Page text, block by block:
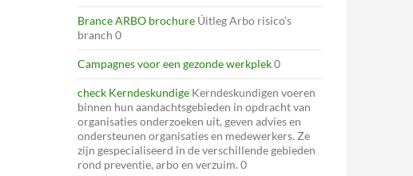
Brance ARBO brochure Úitleg Arbo risico’s
branch 0
Campagnes voor een gezonde werkplek0
check Kerndeskundige Kerndeskundigen voeren
binnen hun aandachtsgebieden in opdracht van
organisaties onderzoeken uit, geven advies en
ondersteunen organisaties en medewerkers. Ze
zijn gespecialiseerd in de verschillende gebieden
rond preventie, arbo en verzuim. 0